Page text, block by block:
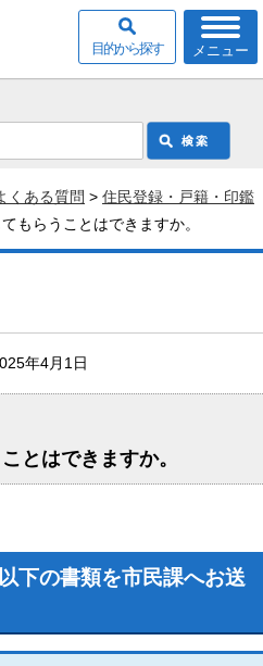
メニュー
目的から探す
くある質問 > 住民登録・戸籍・印鑑
もらうことはできますか。
年4月1日
とはできますか。
下の書類を市民課へお送